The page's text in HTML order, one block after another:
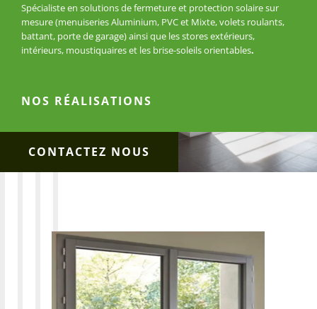
Spécialiste en solutions de fermeture et protection solaire sur
mesure (menuiseries Aluminium, PVC et Mixte, volets roulants,
battant, porte de garage) ainsi que les stores extérieurs,
intérieurs, moustiquaires et les brise-soleils orientables.
NOS RÉALISATIONS
CONTACTEZ NOUS